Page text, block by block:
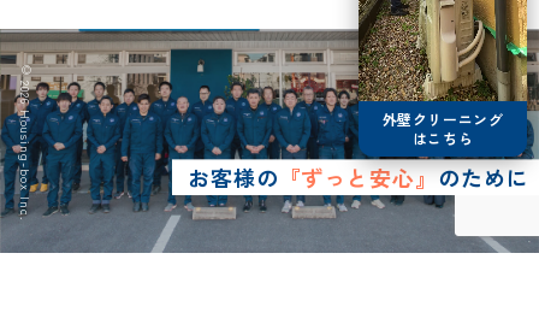
お客様の 『ずっと安心』のために
© 2026 Housing-box Inc.
外壁クリーニング
はこちら